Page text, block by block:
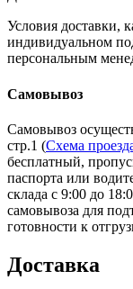
Условия доставки,
индивидуальном
персональным
Самовывоз
Самовывоз
стр.1 (Схема
бесплатный,
паспорта или
склада с 9:00 до
самовывоза для
готовности к
Доставка